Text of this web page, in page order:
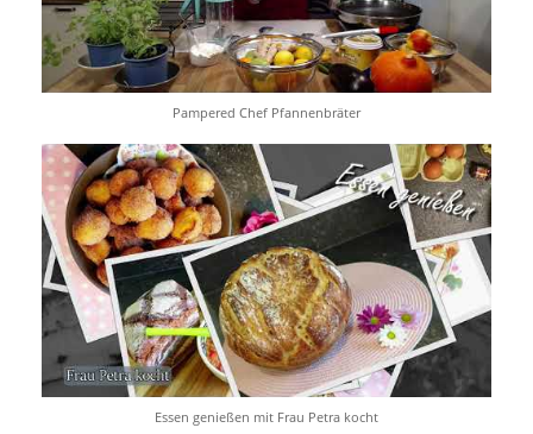
Pampered Chef Pfannenbräter
Essen genießen mit Frau Petra kocht